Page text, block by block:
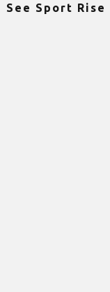
See Sport Rise